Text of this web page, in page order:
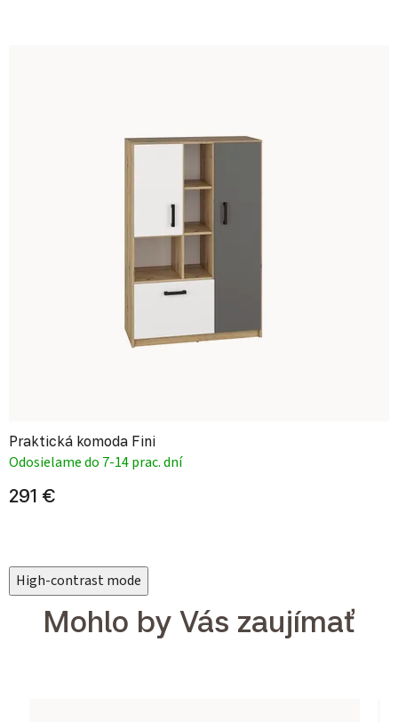
Praktická komoda Fini
Odosielame do 7-14 prac. dní
291 €
High-contrast mode
Mohlo by Vás zaujímať